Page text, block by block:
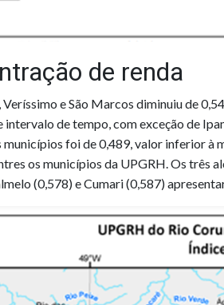
de renda
e São Marcos diminuiu de
de tempo, com exceção de
foi de 0,489, valor inferior
os municípios da UPGRH. Os três
(0,578) e Cumari (0,587)